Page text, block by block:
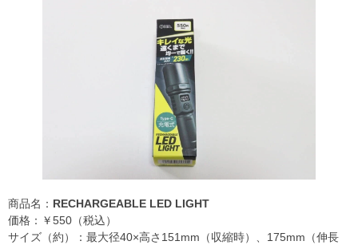
商品名： RECHARGEABLE LED LIGHT
価格：￥550（税込）
サイズ（約）：最大径40×高さ151mm（収縮時）、175mm（伸長